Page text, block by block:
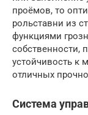
проёмов, то
рольставни из
функциями
собственности,
устойчивость к
отличных
Система